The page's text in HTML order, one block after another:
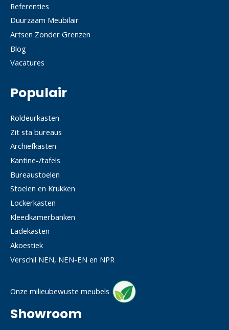
Referenties
Duurzaam Meubilair
Artsen Zonder Grenzen
Blog
Vacatures
Populair
Roldeurkasten
Zit sta bureaus
Archiefkasten
Kantine-/tafels
Bureaustoelen
Stoelen en Krukken
Lockerkasten
Kleedkamerbanken
Ladekasten
Akoestiek
Verschil NEN, NEN-EN en NPR
Onze milieubewuste meubels
Showroom